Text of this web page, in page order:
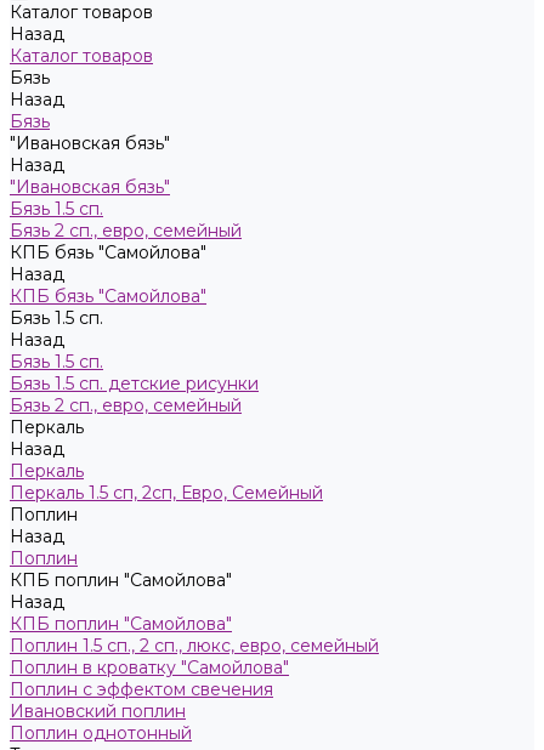
Каталог товаров
Назад
Каталог товаров
Бязь
Назад
Бязь
"Ивановская бязь"
Назад
"Ивановская бязь"
Бязь 1.5 сп.
Бязь 2 сп., евро, семейный
КПБ бязь "Самойлова"
Назад
КПБ бязь "Самойлова"
Бязь 1.5 сп.
Назад
Бязь 1.5 сп.
Бязь 1.5 сп. детские рисунки
Бязь 2 сп., евро, семейный
Пeркaль
Назад
Пeркaль
Перкаль 1.5 сп, 2сп, Евро, Семейный
Поплин
Назад
Поплин
КПБ поплин "Самойлова"
Назад
КПБ поплин "Самойлова"
Поплин 1.5 сп., 2 сп., люкс, евро, семейный
Поплин в кроватку "Самойлова"
Поплин с эффектом свечения
Ивановский поплин
Поплин однотонный